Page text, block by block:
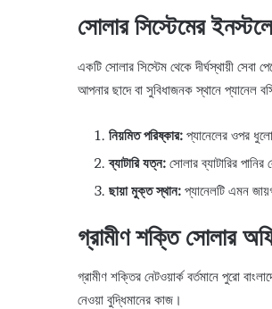
সোলার সিস্টেমের
একটি সোলার সিস্টেম থেকে দীর্ঘস্থায়ী
আপনার ছাদে বা সুবিধাজনক স্থানে প্যানেল
নিয়মিত পরিষ্কার: প্যানেলের ওপর
ব্যাটারি যত্ন: সোলার ব্যাটারির
ছায়া মুক্ত স্থান: প্যানেলটি এমন
গ্রামীণ শক্তি সোলার
গ্রামীণ শক্তির নেটওয়ার্ক বর্তমানে পুরো
নেওয়া বুদ্ধিমানের কাজ।